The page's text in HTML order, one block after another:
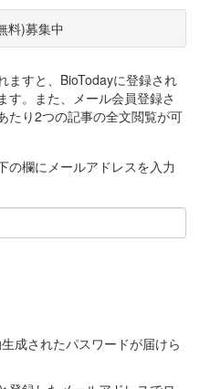
料)募集中
ますと、BioTodayに登録され
す。また、メール会員登録さ
たり2つの記事の全文閲覧が可
の欄にメールアドレスを入力
成されたパスワードが届けら